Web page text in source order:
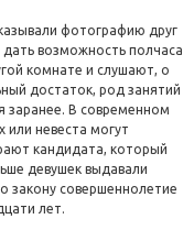
фотографию друг
возможность полчаса
комнате и слушают, о
достаток, род занятий
заранее. В современном
невеста могут
кандидата, который
девушек выдавали
закону совершеннолетие
лет.